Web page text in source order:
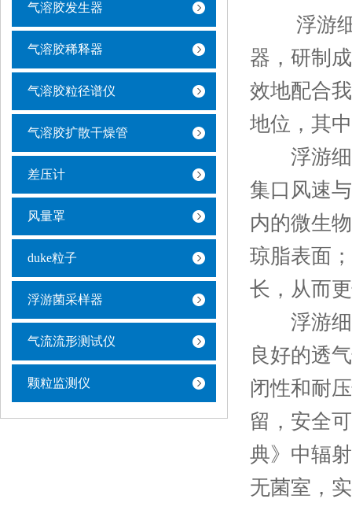
气溶胶发生器
气溶胶稀释器
气溶胶粒径谱仪
气溶胶扩散干燥管
差压计
风量罩
duke粒子
浮游菌采样器
气流流形测试仪
颗粒监测仪
浮游细
器，研制
效地配合
地位，其
浮游细
集口风速
内的微生
琼脂表面
长，从而
浮游细
良好的透
闭性和耐
留，安全
典》中辐
无菌室，